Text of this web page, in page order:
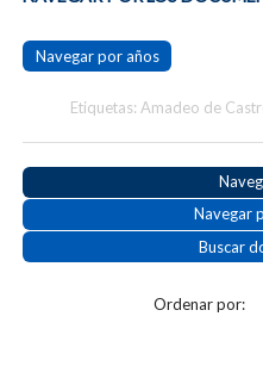
Navegar por años
Etiquetas: Amadeo de
Navegar
Buscar
Ordenar por: